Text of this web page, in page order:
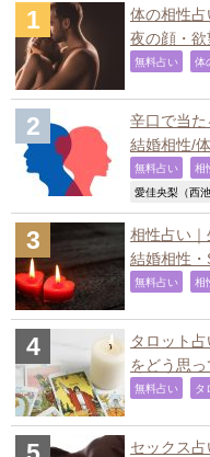
体の相性
夜の顔・欲
無料占い 体
辛口で当
結婚相性/
無料占い 相
愛佳央梨（西池
相性占い｜
結婚相性・
無料占い 相
タロット
をどう思っ
無料占い タ
セックス